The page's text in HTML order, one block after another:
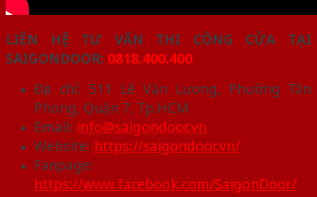
LIÊN HỆ TƯ VẤN THI CÔNG CỬA TẠI
SAIGONDOOR: 0818.400.400
Địa chỉ: 511 Lê Văn Lương, Phường Tân
Phong, Quận 7, Tp.HCM
Email: info@saigondoor.vn
Website: https://saigondoor.vn/
Fanpage:
https://www.facebook.com/SaigonDoor/